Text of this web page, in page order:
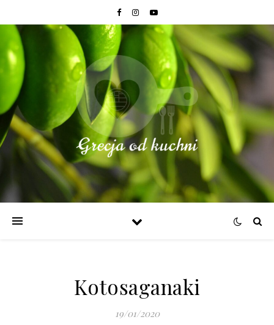
Kotosaganaki
19/01/2020